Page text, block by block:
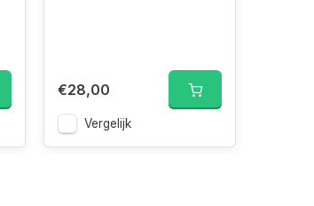
€28,00
Vergelijk